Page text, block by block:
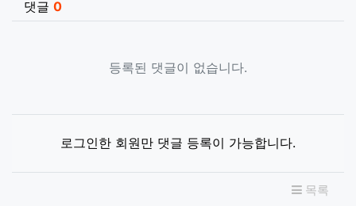
댓글 0
등록된 댓글이 없습니다.
로그인한 회원만 댓글 등록이 가능합니다.
목록